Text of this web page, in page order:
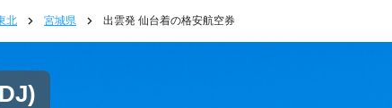
北 宮城県 出雲発 仙台着の格安航空券